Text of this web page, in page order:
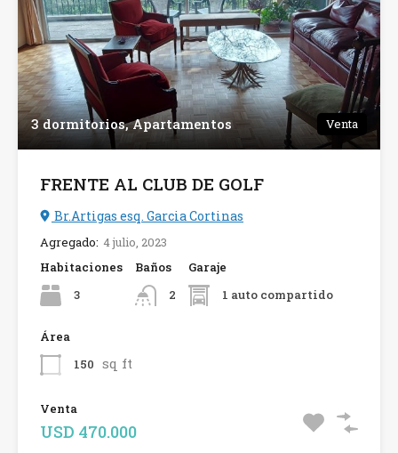
3 dormitorios, Apartamentos Venta
FRENTE AL CLUB DE GOLF
Br.Artigas esq. Garcia Cortinas
Agregado: 4 julio, 2023
Habitaciones
3
Baños
2
Garaje
1 auto compartido
Área
150 sq ft
Venta
USD 470.000